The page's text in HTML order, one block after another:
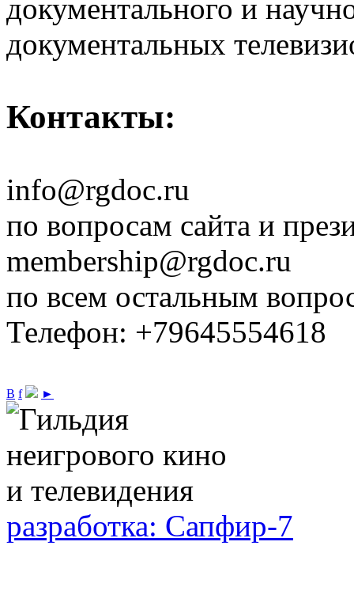
документального и
документальных
Контакты:
info@rgdoc.ru
по вопросам сайта и
membership@rgdoc.ru
по всем остальным
Телефон: +79645554618
В f ►
разработка: Сапфир-7